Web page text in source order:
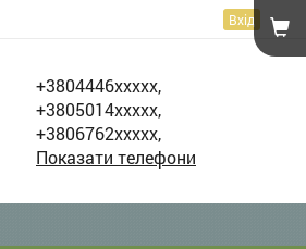
Вхід
+3804446xxxxx,
+3805014xxxxx,
+3806762xxxxx,
Показати телефони